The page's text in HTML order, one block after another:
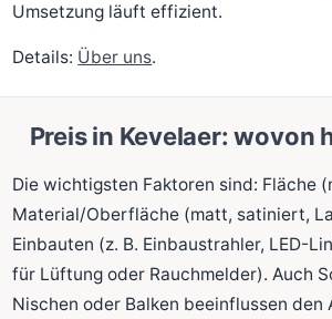
Umsetzung läuft effizient.
Details: Über uns.
Preis in Kevelaer: wovon
Die wichtigsten Faktoren sind: Fläche
Material/Oberfläche (matt, satiniert,
Einbauten (z. B. Einbaustrahler, LED-
für Lüftung oder Rauchmelder). Auch
Nischen oder Balken beeinflussen den